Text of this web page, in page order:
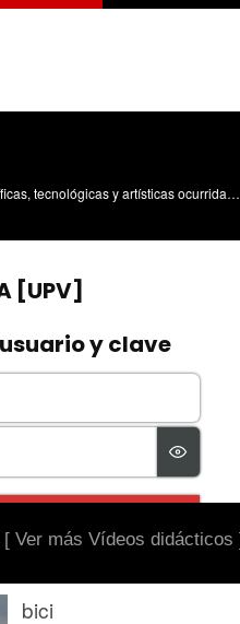
Divulgación de las actividades científicas, tecnológicas y artísticas ocurridas en los tres campus de la UPV
[ Ver más Vídeos didácticos
bici